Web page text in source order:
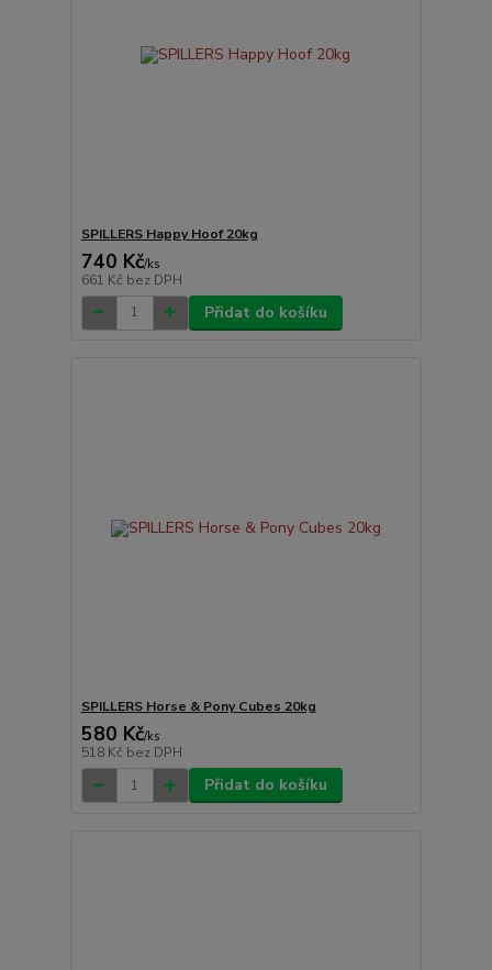
SPILLERS Happy Hoof 20kg
740 Kč/ks
661 Kč bez DPH
Přidat do košíku
SPILLERS Horse & Pony Cubes 20kg
580 Kč/ks
518 Kč bez DPH
Přidat do košíku